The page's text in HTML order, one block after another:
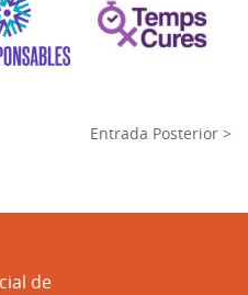
Entrada Posterior >
de